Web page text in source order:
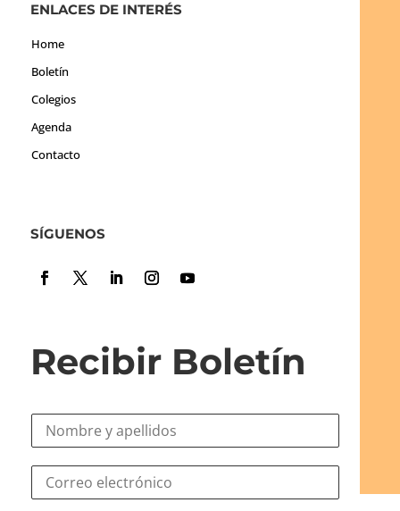
ENLACES DE INTERÉS
Home
Boletín
Colegios
Agenda
Contacto
SÍGUENOS
Recibir Boletín
N
r
e
e
C